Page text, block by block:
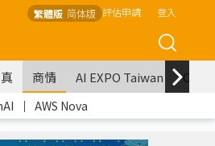
繁體版 简体版 評估申請 登入
商情 AI EXPO Taiwan
｜ AWS Nova